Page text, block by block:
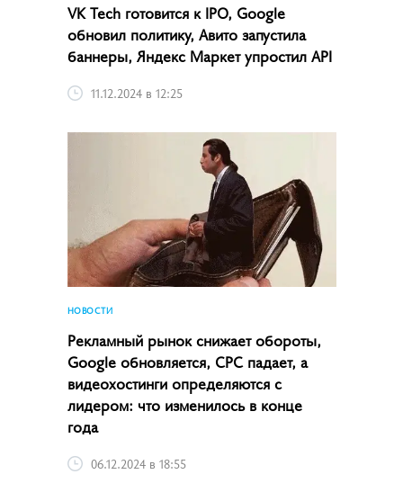
VK Tech готовится к IPO, Google
обновил политику, Авито запустила
баннеры, Яндекс Маркет упростил API
11.12.2024 в 12:25
НОВОСТИ
Рекламный рынок снижает обороты,
Google обновляется, CPC падает, а
видеохостинги определяются с
лидером: что изменилось в конце
года
06.12.2024 в 18:55